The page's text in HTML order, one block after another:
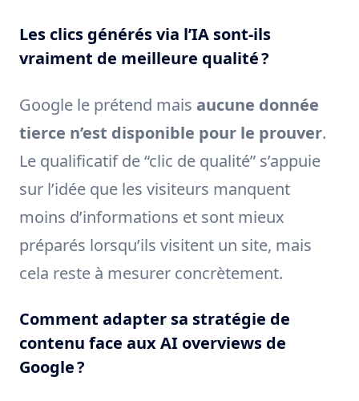
Les clics générés via l’IA sont-ils
vraiment de meilleure qualité ?
Google le prétend mais aucune donnée
tierce n’est disponible pour le prouver.
Le qualificatif de “clic de qualité” s’appuie
sur l’idée que les visiteurs manquent
moins d’informations et sont mieux
préparés lorsqu’ils visitent un site, mais
cela reste à mesurer concrètement.
Comment adapter sa stratégie de
contenu face aux AI overviews de
Google ?